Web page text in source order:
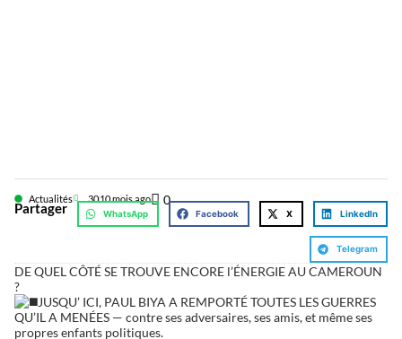
Actualités 3010 mois ago 0
Partager WhatsApp Facebook X LinkedIn
Telegram
DE QUEL CÔTÉ SE TROUVE ENCORE l’ÉNERGIE AU CAMEROUN
?
JUSQU’ ICI, PAUL BIYA A REMPORTÉ TOUTES LES GUERRES
QU’IL A MENÉES — contre ses adversaires, ses amis, et même ses
propres enfants politiques.